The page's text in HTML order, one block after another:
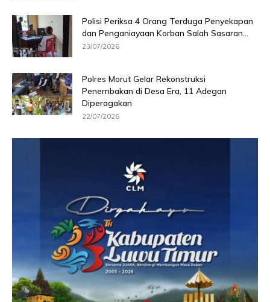
Polisi Periksa 4 Orang Terduga Penyekapan
dan Penganiayaan Korban Salah Sasaran...
23/07/2026
Polres Morut Gelar Rekonstruksi
Penembakan di Desa Era, 11 Adegan
Diperagakan
22/07/2026